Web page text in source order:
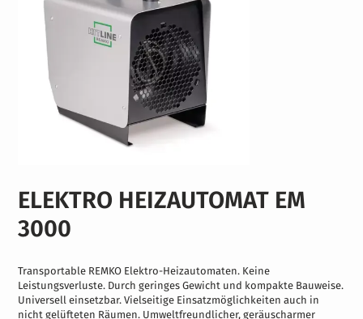
ELEKTRO HEIZAUTOMAT EM
3000
Transportable REMKO Elektro-Heizautomaten. Keine
Leistungsverluste. Durch geringes Gewicht und kompakte Bauweise.
Universell einsetzbar. Vielseitige Einsatzmöglichkeiten auch in
nicht gelüfteten Räumen. Umweltfreundlicher, geräuscharmer